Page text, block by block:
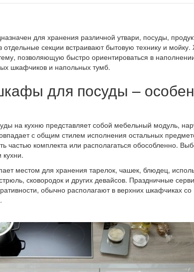
для хранения различной утвари, посуды,
отдельные секции встраивают бытовую технику и
позволяющую быстро ориентироваться в
шкафчиков и напольных тумб.
для посуды –
на кухню представляет собой мебельный модуль,
с общим стилем исполнения остальных
частью комплекта или располагаться обособленно.
местом для хранения тарелок, чашек, блюдец,
сковородок и других девайсов. Праздничные
обычно располагают в верхних шкафчиках со